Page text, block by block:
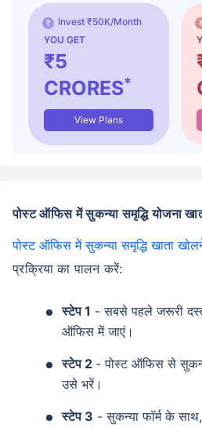
Invest ₹50K/Month
YOU GET
₹5
CRORES*
View Plans
पोस्ट ऑफिस में सुकन्या समृद्धि योजना
पोस्ट ऑफिस में सुकन्या समृद्धि खाता
प्रक्रिया का पालन करें:
स्टेप 1 - सबसे पहले जरूरी
ऑफिस में जाएं।
स्टेप 2 - पोस्ट ऑफिस से
उसे भरें।
स्टेप 3 - सुकन्या फॉर्म के